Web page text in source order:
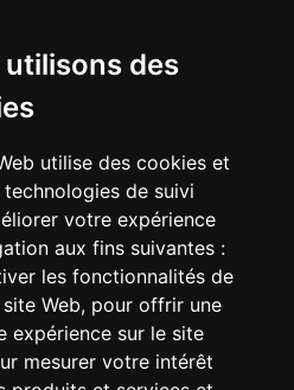
utilisons des
utilise des cookies et
de suivi
votre expérience
aux fins suivantes :
les fonctionnalités de
Web, pour offrir une
expérience sur le site
mesurer votre intérêt
en
création de site
de logoà Marseille.